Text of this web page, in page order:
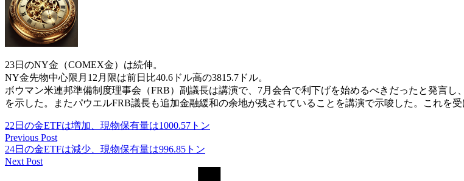
23日のNY金（COMEX金）は続伸。
NY金先物中心限月12月限は前日比40.6ドル高の3815.7ドル。
ボウマン米連邦準備制度理事会（FRB）副議長は講演で、7月会合で利下げを始めるべきだったと発言
を示した。またパウエルFRB議長も追加金融緩和の余地が残されていることを講演で示唆した。これを
22日の金ETFは増加、現物保有量は1000.57トン
Previous Post
24日の金ETFは減少、現物保有量は996.85トン
Next Post